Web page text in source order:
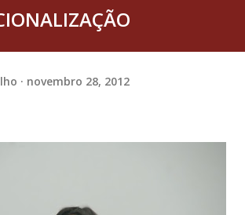
novembro 28, 2012